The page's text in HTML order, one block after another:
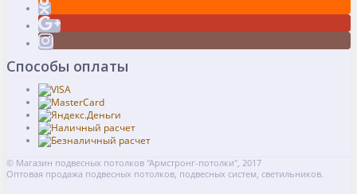
Способы оплаты
© Магазин подвесных потолков "Армстронг-потолки", 2017
Оптовая продажа подвесных потолков, подвесных систем, светильников.